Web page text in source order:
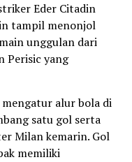
Eder Citadin
tampil menonjol
unggulan dari
Perisic yang
alur bola di
satu gol serta
Milan kemarin. Gol
memiliki